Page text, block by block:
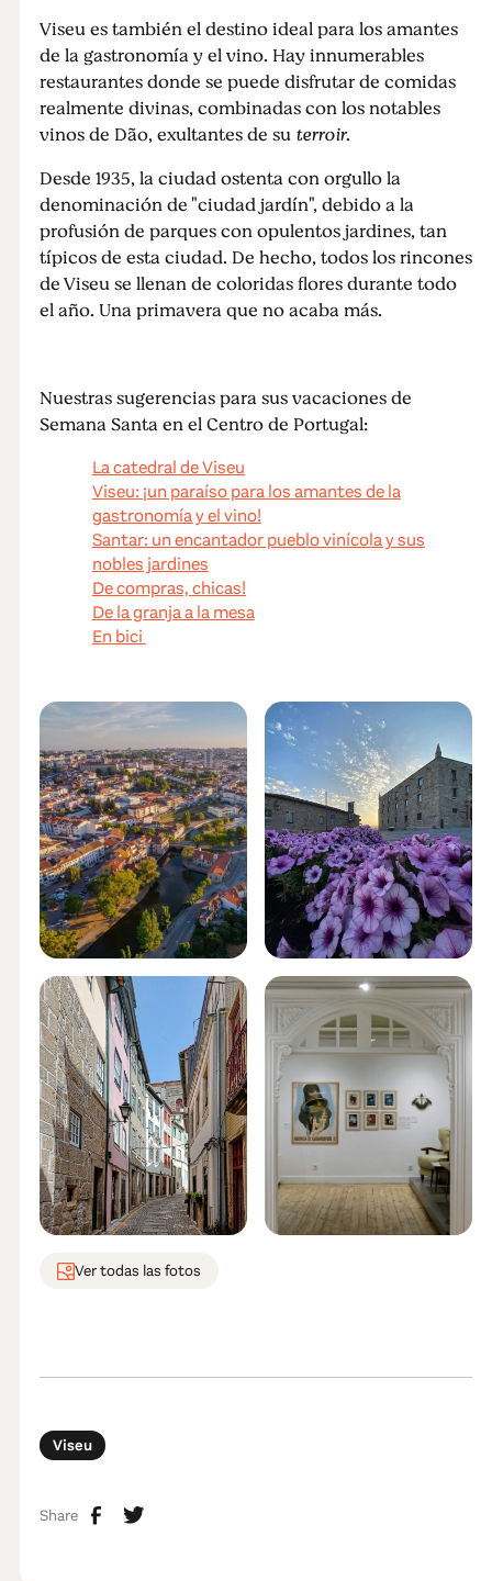
Viseu es también el destino ideal para los amantes
de la gastronomía y el vino. Hay innumerables
restaurantes donde se puede disfrutar de comidas
realmente divinas, combinadas con los notables
vinos de Dão, exultantes de su terroir.
Desde 1935, la ciudad ostenta con orgullo la
denominación de "ciudad jardín", debido a la
profusión de parques con opulentos jardines, tan
típicos de esta ciudad. De hecho, todos los rincones
de Viseu se llenan de coloridas flores durante todo
el año. Una primavera que no acaba más.
Nuestras sugerencias para sus vacaciones de
Semana Santa en el Centro de Portugal:
La catedral de Viseu
Viseu: ¡un paraíso para los amantes de la
gastronomía y el vino!
Santar: un encantador pueblo vinícola y sus
nobles jardines
De compras, chicas!
De la granja a la mesa
En bici
Ver todas las fotos
Viseu
Share